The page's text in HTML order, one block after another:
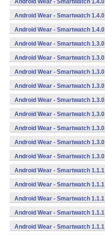
Android Wear - Smartwatch
734624400 (Android)
Android Wear - Smartwatch
734124080 (Android)
Android Wear - Smartwatch
733923910 (Android)
Android Wear - Smartwatch
Android Wear - Smartwatch
Android Wear - Smartwatch
Android Wear - Smartwatch
Android Wear - Smartwatch
Android Wear - Smartwatch
Android Wear - Smartwatch
Android Wear - Smartwatch
Android Wear - Smartwatch
Android Wear - Smartwatch
Android Wear - Smartwatch
Android Wear - Smartwatch
Android Wear - Smartwatch
Android Wear - Smartwatch